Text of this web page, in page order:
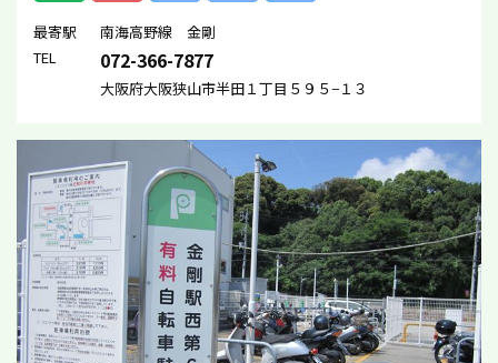
最寄駅
南海高野線 金剛
TEL
072-366-7877
大阪府大阪狭山市半田１丁目５９５−１３